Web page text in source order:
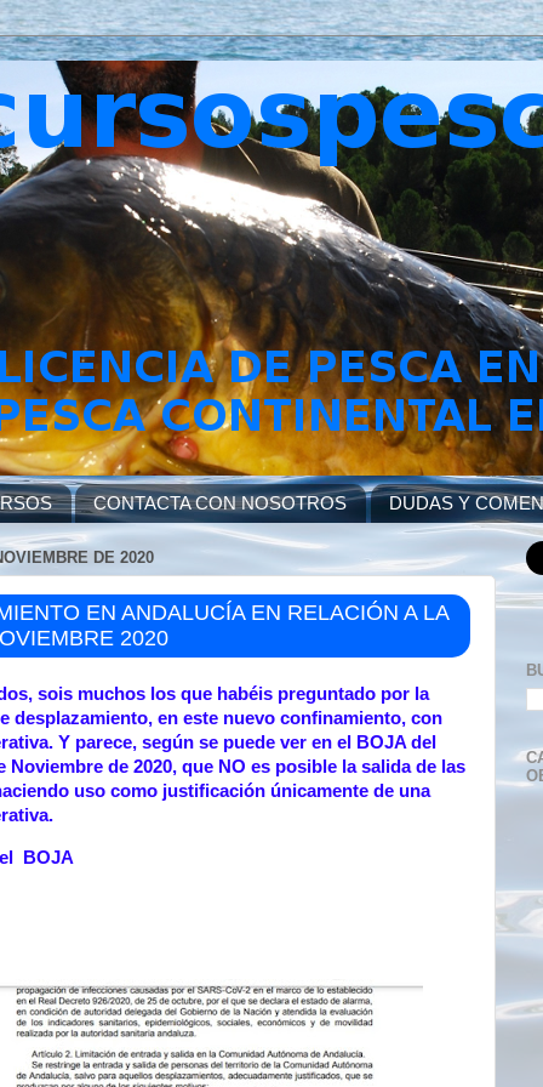
CONTACTA CON NOSOTROS DUDAS Y
DE 2020
EN ANDALUCÍA EN RELACIÓN A LA
2020
sois muchos los que habéis preguntado por la
desplazamiento, en este nuevo confinamiento, con
Y parece, según se puede ver en el BOJA del
Noviembre de 2020, que NO es posible la salida de las
uso como justificación únicamente de una
BOJA